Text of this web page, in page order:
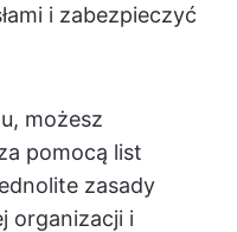
i zabezpieczyć
możesz
pomocą list
zasady
organizacji i